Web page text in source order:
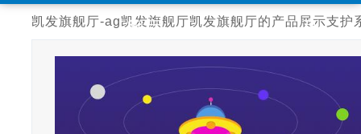
舰厅 列
凯发旗舰厅-ag凯发旗舰厅凯发旗舰厅的产品展示支护